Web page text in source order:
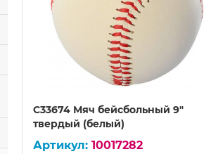
C33674 Мяч бейсбольный 9"
твердый (белый)
10017282